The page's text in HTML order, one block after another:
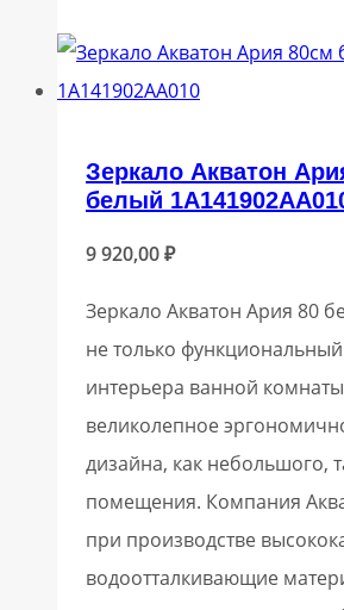
Зеркало Акватон
белый
9 920,00₽
Зеркало Акватон Ария 80
не только
интерьера ванной
великолепное
дизайна, как небольшого,
помещения. Компания
при производстве
водоотталкивающие